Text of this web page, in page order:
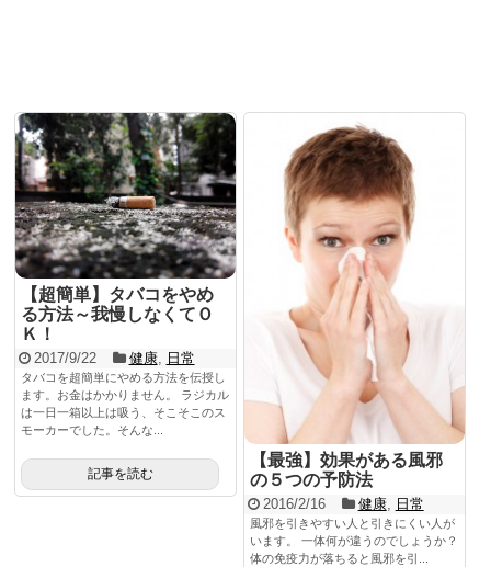
【超簡単】タバコをやめ
る方法～我慢しなくてＯ
Ｋ！
2017/9/22 健康, 日常
タバコを超簡単にやめる方法を伝授し
ます。お金はかかりません。 ラジカル
は一日一箱以上は吸う、そこそこのス
モーカーでした。そんな...
記事を読む
【最強】効果がある風邪
の５つの予防法
2016/2/16 健康, 日常
風邪を引きやすい人と引きにくい人が
います。 一体何が違うのでしょうか？
体の免疫力が落ちると風邪を引...
PC関連
Evernote
Dropbox
マニアックな話
日常
サイト運営
コラム
イベント